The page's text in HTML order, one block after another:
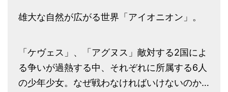
雄大な自然が広がる世界「アイオニオン」。
「ケヴェス」、「アグヌス」敵対する2国によ
る争いが過熱する中、それぞれに所属する6人
の少年少女。なぜ戦わなければいけないのか…